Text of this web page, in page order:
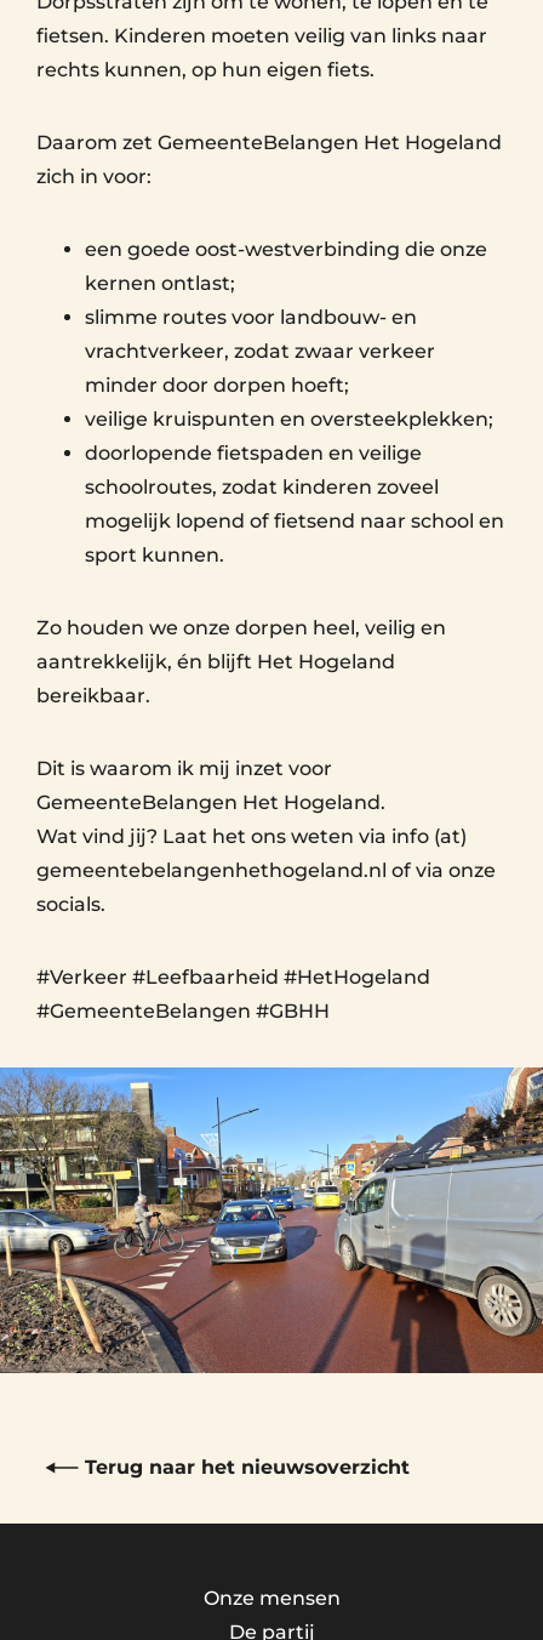
fietsen. Kinderen moeten veilig van links naar
rechts kunnen, op hun eigen fiets.
Daarom zet GemeenteBelangen Het Hogeland
zich in voor:
een goede oost-westverbinding die onze
kernen ontlast;
slimme routes voor landbouw- en
vrachtverkeer, zodat zwaar verkeer
minder door dorpen hoeft;
veilige kruispunten en oversteekplekken;
doorlopende fietspaden en veilige
schoolroutes, zodat kinderen zoveel
mogelijk lopend of fietsend naar school en
sport kunnen.
Zo houden we onze dorpen heel, veilig en
aantrekkelijk, én blijft Het Hogeland
bereikbaar.
Dit is waarom ik mij inzet voor
GemeenteBelangen Het Hogeland.
Wat vind jij? Laat het ons weten via info (at)
gemeentebelangenhethogeland.nl of via onze
socials.
#Verkeer #Leefbaarheid #HetHogeland
#GemeenteBelangen #GBHH
Terug naar het nieuwsoverzicht
Onze mensen
De partij